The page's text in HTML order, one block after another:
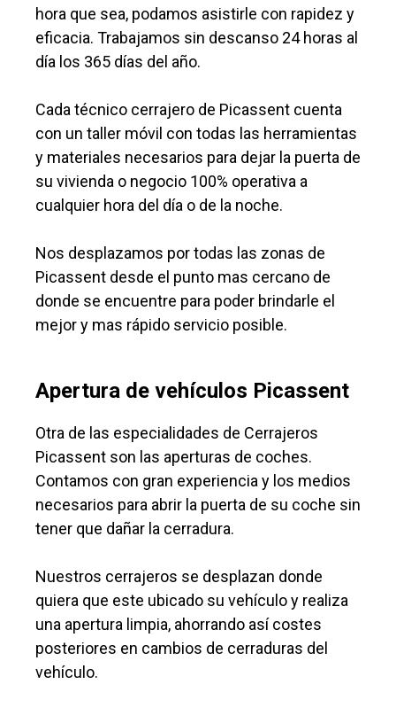
hora que sea, podamos asistirle con rapidez y
eficacia. Trabajamos sin descanso 24 horas al
día los 365 días del año.
Cada técnico cerrajero de Picassent cuenta
con un taller móvil con todas las herramientas
y materiales necesarios para dejar la puerta de
su vivienda o negocio 100% operativa a
cualquier hora del día o de la noche.
Nos desplazamos por todas las zonas de
Picassent desde el punto mas cercano de
donde se encuentre para poder brindarle el
mejor y mas rápido servicio posible.
Apertura de vehículos Picassent
Otra de las especialidades de Cerrajeros
Picassent son las aperturas de coches.
Contamos con gran experiencia y los medios
necesarios para abrir la puerta de su coche sin
tener que dañar la cerradura.
Nuestros cerrajeros se desplazan donde
quiera que este ubicado su vehículo y realiza
una apertura limpia, ahorrando así costes
posteriores en cambios de cerraduras del
vehículo.